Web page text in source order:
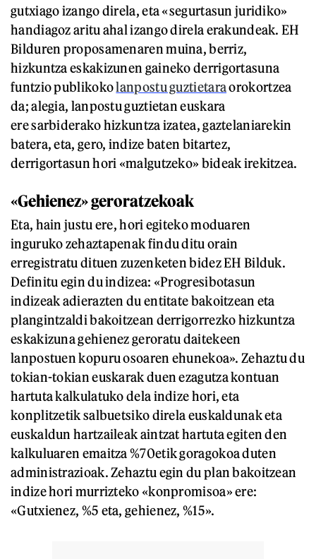
gutxiago izango direla, eta «segurtasun juridiko»
handiagoz aritu ahal izango direla erakundeak. EH
Bilduren proposamenaren muina, berriz,
hizkuntza eskakizunen gaineko derrigortasuna
funtzio publikokolanpostu guztietaraorokortzea
da; alegia, lanpostu guztietan euskara
ere sarbiderako hizkuntza izatea, gaztelaniarekin
batera, eta, gero, indize baten bitartez,
derrigortasun hori «malgutzeko» bideak irekitzea.
«Gehienez» geroratzekoak
Eta, hain justu ere, hori egiteko moduaren
inguruko zehaztapenak findu ditu orain
erregistratu dituen zuzenketen bidez EH Bilduk.
Definitu egin du indizea: «Progresibotasun
indizeak adierazten du entitate bakoitzean eta
plangintzaldi bakoitzean derrigorrezko hizkuntza
eskakizuna gehienez geroratu daitekeen
lanpostuen kopuru osoaren ehunekoa». Zehaztu du
tokian-tokian euskarak duen ezagutza kontuan
hartuta kalkulatuko dela indize hori, eta
konplitzetik salbuetsiko direla euskaldunak eta
euskaldun hartzaileak aintzat hartuta egiten den
kalkuluaren emaitza %70etik goragokoa duten
administrazioak. Zehaztu egin du plan bakoitzean
indize hori murrizteko «konpromisoa» ere:
«Gutxienez, %5 eta, gehienez, %15».